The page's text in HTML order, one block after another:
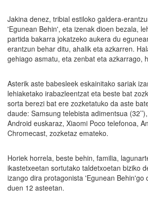
Jakina denez, tribial estiloko galdera-
'Egunean Behin', eta izenak dioen bezala,
partida bakarra jokatzeko aukera du
erantzun behar ditu, ahalik eta azkarren.
gehiago asmatu, eta zenbat eta azkarrago,
Asterik aste babesleek eskainitako sariak
lehiaketako irabazleentzat eta beste bat
sorta berezi bat ere zozketatuko da aste
daude: Samsung telebista adimentsua
Android euskaraz, Xiaomi Poco telefonoa,
Chromecast, zozketaz emateko.
Horiek horrela, beste behin, familia,
ikastetxeetan sortutako taldetxoetan biziko
izango dira protagonista 'Egunean Behin'go
duen 12 asteetan.